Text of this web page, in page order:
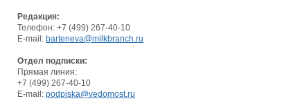
Редакция:
Телефон: +7 (499) 267-40-10
E-mail: barteneva@milkbranch.ru
Отдел подписки:
Прямая линия:
+7 (499) 267-40-10
E-mail: podpiska@vedomost.ru